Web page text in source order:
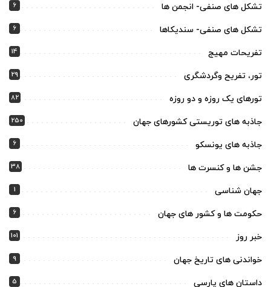
تشکل های صنفی- انجمن ها 6
تشکل های صنفی- سندیکاها 6
تفریحات مهیج 14
تور، تفریح وگردشگری 29
تورهای یک روزه و دو روزه 82
جاذبه های توریستی کشورهای جهان 250
جاذبه های یونسکو 6
جشن ها و کنسرت ها 38
جهان شناسی 1
حکومت ها و کشور های جهان 6
خبر روز 101
خواندنی های تاریخ جهان 9
داستان های پارسی 5